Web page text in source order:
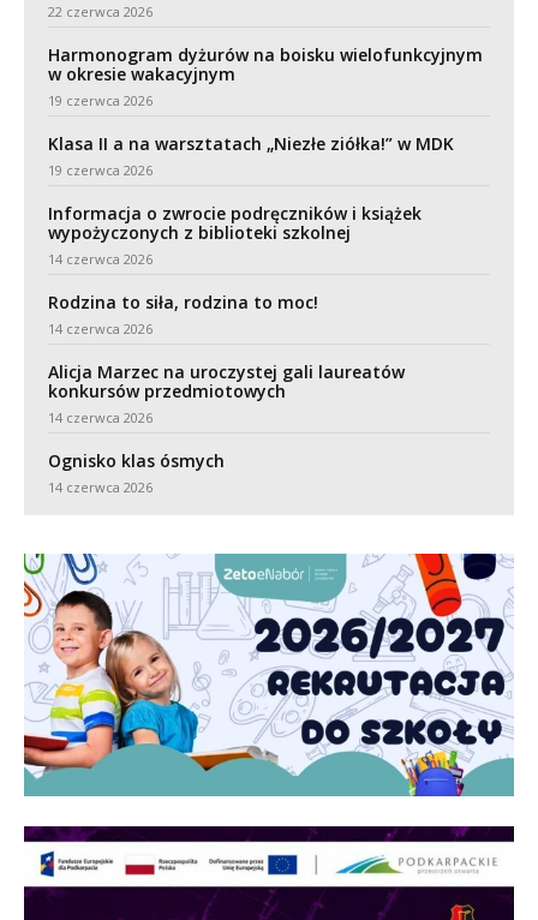
22 czerwca 2026
Harmonogram dyżurów na boisku wielofunkcyjnym
w okresie wakacyjnym
19 czerwca 2026
Klasa II a na warsztatach „Niezłe ziółka!” w MDK
19 czerwca 2026
Informacja o zwrocie podręczników i książek
wypożyczonych z biblioteki szkolnej
14 czerwca 2026
Rodzina to siła, rodzina to moc!
14 czerwca 2026
Alicja Marzec na uroczystej gali laureatów
konkursów przedmiotowych
14 czerwca 2026
Ognisko klas ósmych
14 czerwca 2026